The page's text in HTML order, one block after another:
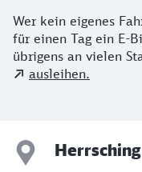
Wer kein eigenes
für einen Tag ein E-
übrigens an vielen
ausleihen.